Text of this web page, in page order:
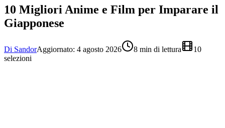
10 Migliori Anime e Film per Imparare il
Giapponese
Di SandorAggiornato: 4 agosto 2026 8 min di lettura
10
selezioni